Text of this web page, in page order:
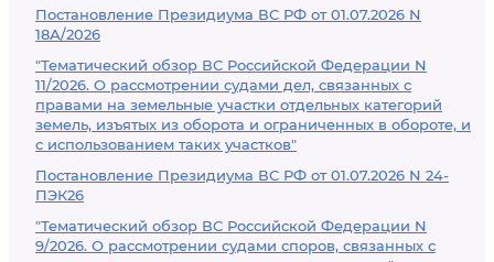
Постановление Президиума ВС РФ от 01.07.2026 N
18А/2026
"Тематический обзор ВС Российской Федерации N
11/2026. О рассмотрении судами дел, связанных с
правами на земельные участки отдельных категорий
земель, изъятых из оборота и ограниченных в обороте, и
с использованием таких участков"
Постановление Президиума ВС РФ от 01.07.2026 N 24-
ПЭК26
"Тематический обзор ВС Российской Федерации N
9/2026. О рассмотрении судами споров, связанных с